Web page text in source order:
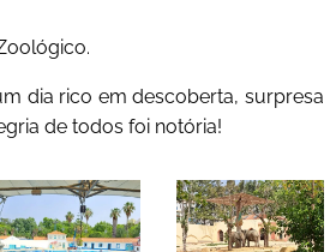
dia rico em descoberta, surpresa
de todos foi notória!